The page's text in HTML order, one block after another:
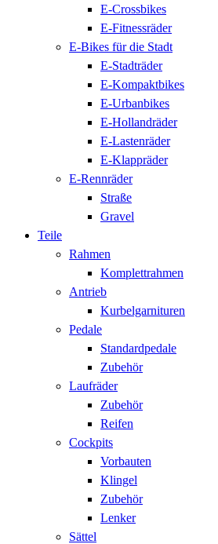
E-Crossbikes
E-Fitnessräder
E-Bikes für die Stadt
E-Stadträder
E-Kompaktbikes
E-Urbanbikes
E-Hollandräder
E-Lastenräder
E-Klappräder
E-Rennräder
Straße
Gravel
Teile
Rahmen
Komplettrahmen
Antrieb
Kurbelgarnituren
Pedale
Standardpedale
Zubehör
Laufräder
Zubehör
Reifen
Cockpits
Vorbauten
Klingel
Zubehör
Lenker
Sättel